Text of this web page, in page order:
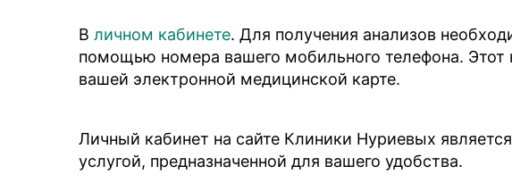
В личном кабинете. Для получения анализов
помощью номера вашего мобильного телефона.
вашей электронной медицинской карте.
Личный кабинет на сайте Клиники Нуриевых
услугой, предназначенной для вашего удобства.